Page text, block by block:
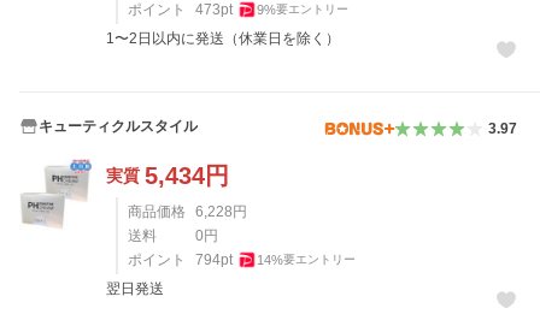
ポイント
473pt 9%要エントリー
1〜2日以内に発送（休業日を除く）
キューティクルスタイル 3.97
実質 5,434円
商品価格 6,228 円
送料
0 円
ポイント
794pt 14%要エントリー
翌日発送